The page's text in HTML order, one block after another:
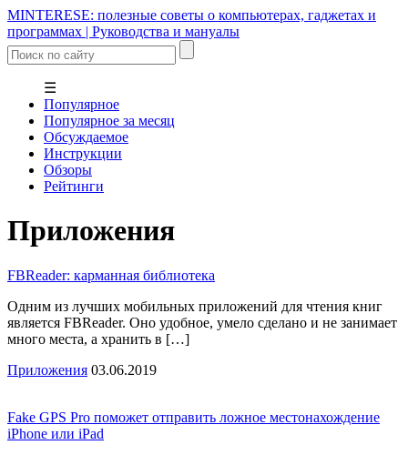
MINTERESE: полезные советы о компьютерах, гаджетах и
программах | Руководства и мануалы
☰
Популярное
Популярное за месяц
Обсуждаемое
Инструкции
Обзоры
Рейтинги
Приложения
FBReader: карманная библиотека
Одним из лучших мобильных приложений для чтения книг
является FBReader. Оно удобное, умело сделано и не занимает
много места, а хранить в […]
Приложения 03.06.2019
Fake GPS Pro поможет отправить ложное местонахождение
iPhone или iPad